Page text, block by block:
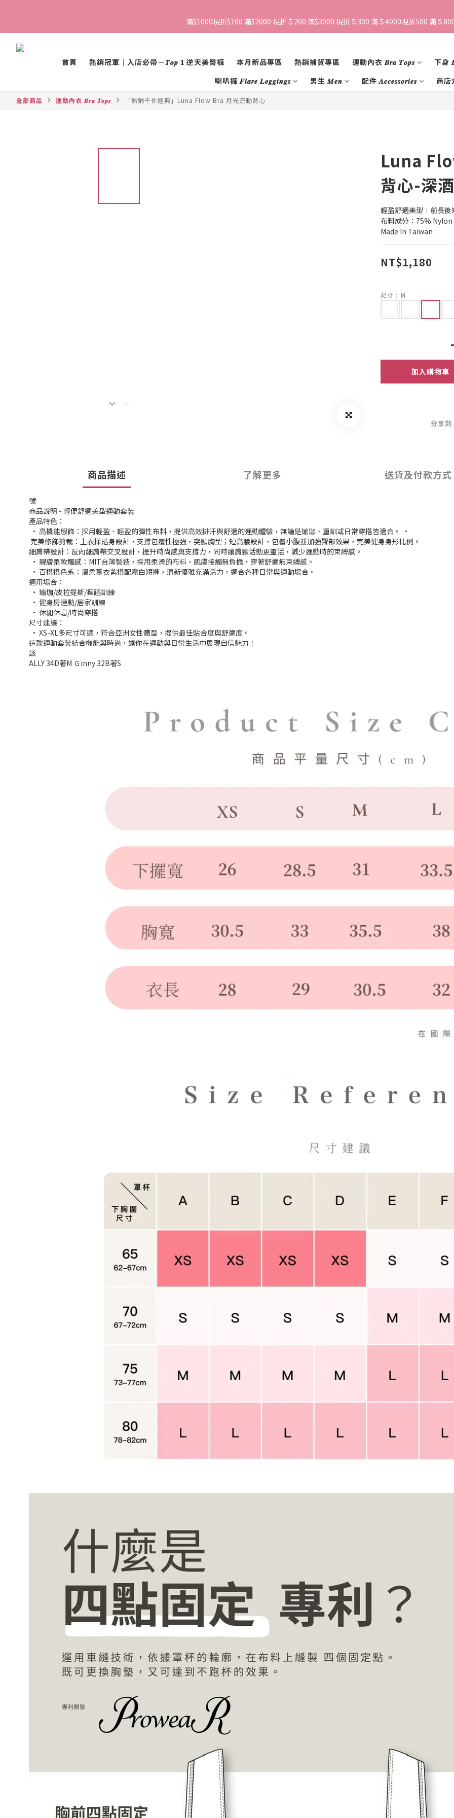
滿$1000現折$100 滿$2000 現折＄200 滿$3000 現折＄300 滿＄4000現折500 滿＄
首頁 熱銷冠軍｜入店必帶－𝑻𝒐𝒑 𝟏 逆天美臀褲 本月新品專區 熱銷補貨專區 運動內衣 𝑩𝒓𝒂 𝑻𝒐𝒑𝒔
下身
喇叭褲 𝑭𝒍𝒂𝒓𝒆 𝑳𝒆𝒈𝒈𝒊𝒏𝒈𝒔
男生 𝑴𝒆𝒏 配件 𝑨𝒄𝒄𝒆𝒔𝒔𝒐𝒓𝒊𝒆𝒔 商店
全部商品 運動內衣 𝑩𝒓𝒂 𝑻𝒐𝒑𝒔 「熱銷千件經典」Luna Flow Bra 月光流動背心
Luna
背心-深
輕盈舒適美型｜前長
布料成分：75%
Made In Taiwan
NT$1,180
尺寸 : M
加入購物車
分享到
商品描述 了解更多 送貨及付款方式
號
商品說明 - 輕便舒適美型運動套裝
產品特色：
• 高機能服飾：採用輕盈、輕盈的彈性布料，提供高效排汗與舒適的運動體驗，無論是瑜珈、重訓或日常穿搭皆適合。 •
完美修飾剪裁：上衣採貼身設計，支撐包覆性極強，突顯胸型；短高腰設計，包覆小腹並加強臀部效果，完美健身身形比例。
細肩帶設計：反向細肩帶交叉設計，提升時尚感與支撐力，同時讓肩頸活動更靈活，減少運動時的束縛感。
• 親膚柔軟觸感：MIT台灣製造，採用柔滑的布料，肌膚接觸無負擔，穿著舒適無束縛感。
• 百搭搭色系：溫柔薰衣紫搭配霧白短褲，清新優雅充滿活力，適合各種日常與運動場合。
適用場合：
• 瑜珈/皮拉提斯/舞蹈訓練
• 健身房運動/居家訓練
• 休閒休息/時尚穿搭
尺寸建議：
• XS-XL多尺寸可選，符合亞洲女性體型，提供最佳貼合度與舒適度。
這款運動套裝結合機能與時尚，讓你在運動與日常生活中展現自信魅力！
該
ALLY 34D著M Ｇinny 32B著S